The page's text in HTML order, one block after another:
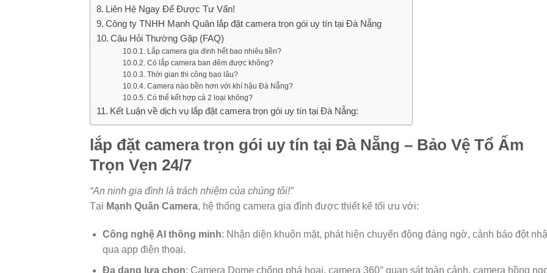
Liên Hệ Ngay Để Được Tư Vấn!
Công ty TNHH Mạnh Quân lắp đặt camera trọn gói uy tín tại Đà Nẵng
Câu Hỏi Thường Gặp (FAQ)
Lắp camera gia đình hết bao nhiêu tiền?
Có lắp camera ban đêm được không?
Thời gian thi công bao lâu?
Camera nào bền hơn với khí hậu Đà Nẵng?
Có thể kết hợp cả 2 loại không?
Kết Luận về dịch vụ lắp đặt camera trọn gói uy tín tại Đà Nẵng:
lắp đặt camera trọn gói uy tín tại Đà Nẵng – Bảo Vệ Tổ Ấm
Trọn Vẹn 24/7
“An ninh gia đình là trách nhiệm của chúng tôi!”
Tại Mạnh Quân Camera, hệ thống camera gia đình được thiết kế tối ưu với:
Công nghệ AI thông minh: Nhận diện khuôn mặt, phát hiện chuyển động đáng ngờ, cảnh báo đột
qua app điện thoại.
Đa dạng lựa chọn: Camera Dome chống phá hoại, camera 360° quan sát toàn cảnh, camera hồng